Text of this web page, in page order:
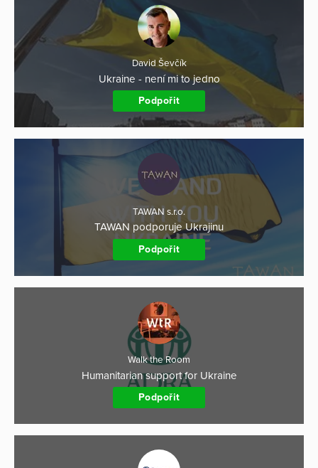
David Ševčík
Ukraine - není mi to jedno
Podpořit
TAWAN s.r.o.
TAWAN podporuje Ukrajinu
Podpořit
Walk the Room
Humanitarian support for Ukraine
Podpořit